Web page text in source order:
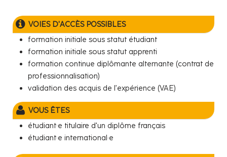
VOIES D'ACCÈS POSSIBLES
formation initiale sous statut étudiant
formation initiale sous statut apprenti
formation continue diplômante alternante (contrat de
professionnalisation)
validation des acquis de l’expérience (VAE)
VOUS ÊTES
étudiant·e titulaire d'un diplôme français
étudiant·e international·e